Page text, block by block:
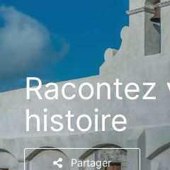
Racontez
histoire
Partager